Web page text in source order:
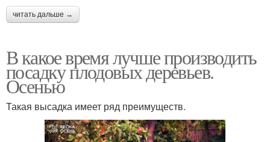
читать дальше →
В какое время лучше производить
посадку плодовых деревьев.
Осенью
Такая высадка имеет ряд преимуществ.